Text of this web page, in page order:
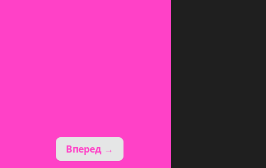
Вперед →